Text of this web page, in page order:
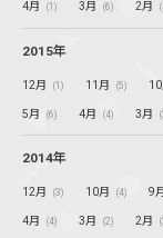
4月 (1) 3月 (6) 2月
2015年
12月 (1) 11月 (5)
5月 (6) 4月 (4) 3月
2014年
12月 (3) 10月 (4) 9
4月 (4) 3月 (2) 2月